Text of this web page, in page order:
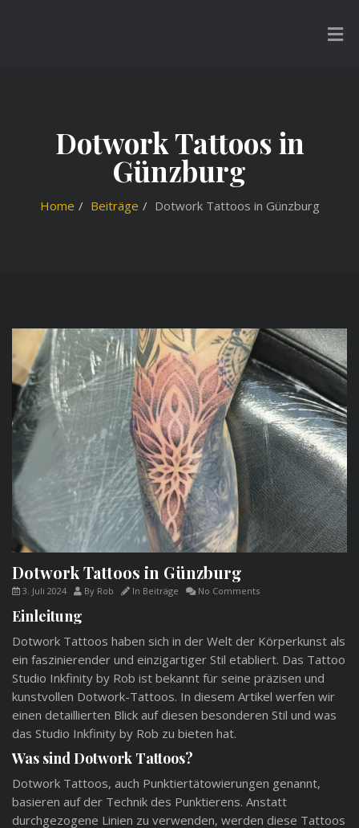
Dotwork Tattoos in
Günzburg
Home Beiträge Dotwork Tattoos in Günzburg
Dotwork Tattoos in Günzburg
3. Juli 2024 By Rob In Beiträge No Comments
Einleitung
Dotwork Tattoos haben sich in der Welt der Körperkunst als
ein faszinierender und einzigartiger Stil etabliert. Das Tattoo
Studio Inkfinity by Rob ist bekannt für seine präzisen und
kunstvollen Dotwork-Tattoos. In diesem Artikel werfen wir
einen detaillierten Blick auf diesen besonderen Stil und was
das Studio Inkfinity by Rob zu bieten hat.
Was sind Dotwork Tattoos?
Dotwork Tattoos, auch Punktiertätowierungen genannt,
basieren auf der Technik des Punktierens. Anstatt
durchgezogene Linien zu verwenden, werden diese Tattoos